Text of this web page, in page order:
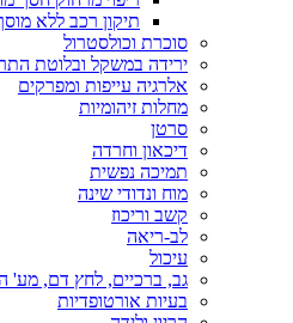
תיקון רכב ללא
סוכרת וכולסטרול
ירידה במשקל ובלוטת
אלרגיה עייפות ומפרקים
מחלות זיהומיות
סרטן
דיכאון וחרדה
תמיכה נפשית
מוח ונדודי שינה
קשב וריכוז
לב-ריאה
עיכול
גב, ברכיים, לחץ דם, מע'
בעיות אורטופדיות